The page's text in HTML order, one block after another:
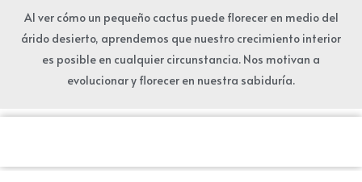
Al ver cómo un pequeño cactus puede florecer en medio del
árido desierto, aprendemos que nuestro crecimiento interior
es posible en cualquier circunstancia. Nos motivan a
evolucionar y florecer en nuestra sabiduría.